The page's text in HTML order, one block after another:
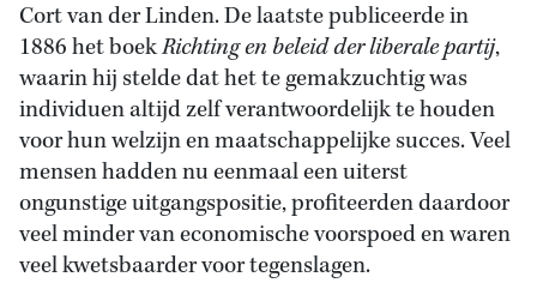
Cort van der Linden. De laatste publiceerde in
1886 het boekRichting en beleid der liberale partij,
waarin hij stelde dat het te gemakzuchtig was
individuen altijd zelf verantwoordelijk te houden
voor hun welzijn en maatschappelijke succes. Veel
mensen hadden nu eenmaal een uiterst
ongunstige uitgangspositie, profiteerden daardoor
veel minder van economische voorspoed en waren
veel kwetsbaarder voor tegenslagen.